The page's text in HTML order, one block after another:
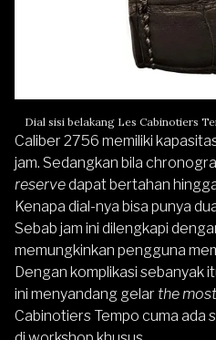
Dial sisi belakang Les Cabinotiers
Caliber 2756 memiliki
jam. Sedangkan bila
reservedapat bertahan
Kenapa dial-nya bisa punya
Sebab jam ini dilengkapi
memungkinkan pengguna
Dengan komplikasi sebanyak
ini menyandang gelar the
Cabinotiers Tempo cuma ada